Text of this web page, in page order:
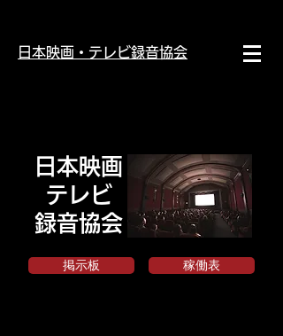
日本映画・テレビ録音協会
日本映画
テレビ
録音協会
掲示板 稼働表